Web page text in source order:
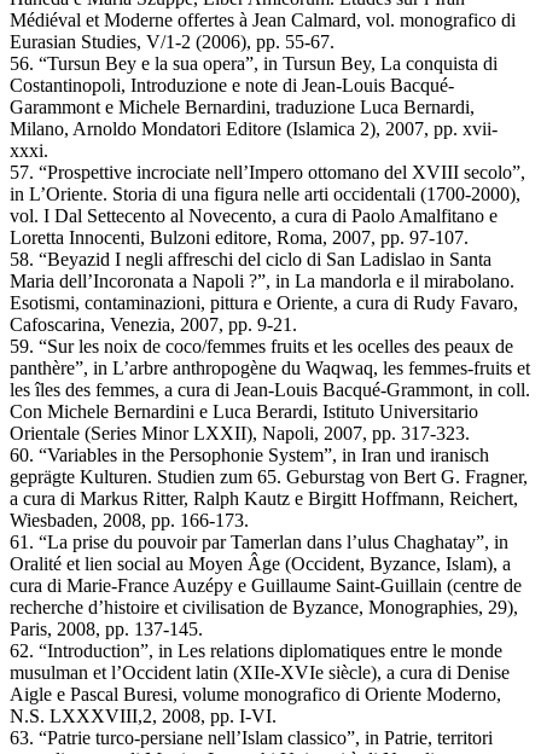
Médiéval et Moderne offertes à Jean Calmard, vol. monografico di
Eurasian Studies, V/1-2 (2006), pp. 55-67.
56. “Tursun Bey e la sua opera”, in Tursun Bey, La conquista di
Costantinopoli, Introduzione e note di Jean-Louis Bacqué-
Garammont e Michele Bernardini, traduzione Luca Bernardi,
Milano, Arnoldo Mondatori Editore (Islamica 2), 2007, pp. xvii-
xxxi.
57. “Prospettive incrociate nell’Impero ottomano del XVIII secolo”,
in L’Oriente. Storia di una figura nelle arti occidentali (1700-2000),
vol. I Dal Settecento al Novecento, a cura di Paolo Amalfitano e
Loretta Innocenti, Bulzoni editore, Roma, 2007, pp. 97-107.
58. “Beyazid I negli affreschi del ciclo di San Ladislao in Santa
Maria dell’Incoronata a Napoli ?”, in La mandorla e il mirabolano.
Esotismi, contaminazioni, pittura e Oriente, a cura di Rudy Favaro,
Cafoscarina, Venezia, 2007, pp. 9-21.
59. “Sur les noix de coco/femmes fruits et les ocelles des peaux de
panthère”, in L’arbre anthropogène du Waqwaq, les femmes-fruits et
les îles des femmes, a cura di Jean-Louis Bacqué-Grammont, in coll.
Con Michele Bernardini e Luca Berardi, Istituto Universitario
Orientale (Series Minor LXXII), Napoli, 2007, pp. 317-323.
60. “Variables in the Persophonie System”, in Iran und iranisch
geprägte Kulturen. Studien zum 65. Geburstag von Bert G. Fragner,
a cura di Markus Ritter, Ralph Kautz e Birgitt Hoffmann, Reichert,
Wiesbaden, 2008, pp. 166-173.
61. “La prise du pouvoir par Tamerlan dans l’ulus Chaghatay”, in
Oralité et lien social au Moyen Âge (Occident, Byzance, Islam), a
cura di Marie-France Auzépy e Guillaume Saint-Guillain (centre de
recherche d’histoire et civilisation de Byzance, Monographies, 29),
Paris, 2008, pp. 137-145.
62. “Introduction”, in Les relations diplomatiques entre le monde
musulman et l’Occident latin (XIIe-XVIe siècle), a cura di Denise
Aigle e Pascal Buresi, volume monografico di Oriente Moderno,
N.S. LXXXVIII,2, 2008, pp. I-VI.
63. “Patrie turco-persiane nell’Islam classico”, in Patrie, territori